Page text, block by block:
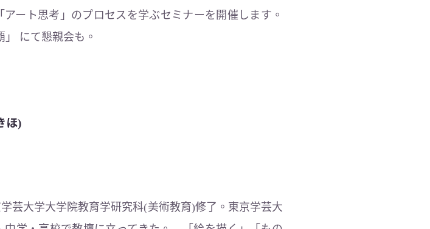
ート思考」のプロセスを学ぶセミナーを開催します。
にて懇親会も。
ほ)
芸大学大学院教育学研究科(美術教育)修了。東京学芸大